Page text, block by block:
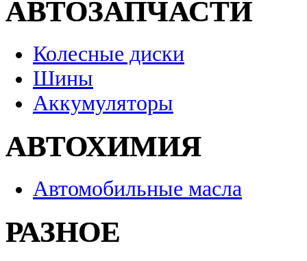
АВТОЗАПЧАСТИ
Колесные диски
Шины
Аккумуляторы
АВТОХИМИЯ
Автомобильные масла
РАЗНОЕ